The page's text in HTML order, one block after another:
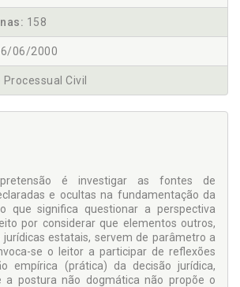
158
06/2000
Processual Civil
é investigar as fontes de
e ocultas na fundamentação da
que significa questionar a perspectiva
por considerar que elementos outros,
estatais, servem de parâmetro a
se o leitor a participar de reflexões
empírica (prática) da decisão jurídica,
a postura não dogmática não propõe o